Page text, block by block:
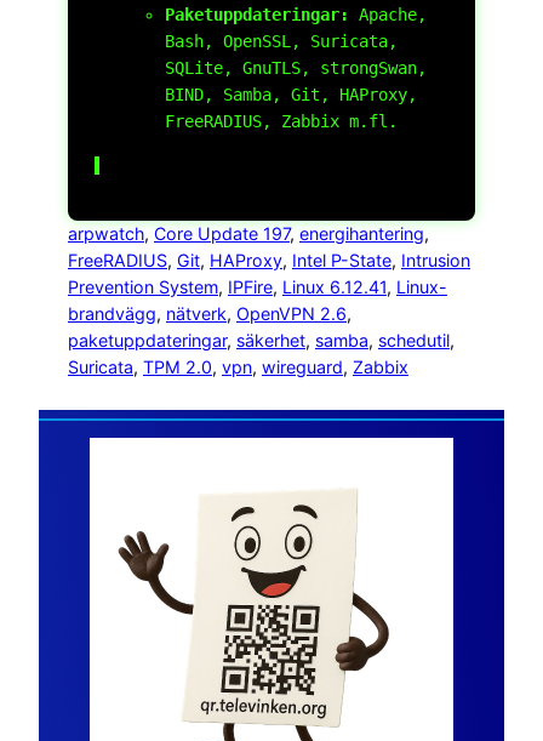
Paketuppdateringar:
Apache,
Bash, OpenSSL, Suricata,
SQLite, GnuTLS, strongSwan,
BIND, Samba, Git, HAProxy,
FreeRADIUS, Zabbix m.fl.
arpwatch, Core Update 197, energihantering
FreeRADIUS, Git, HAProxy, Intel P-State, Intrusion
Prevention System, IPFire, Linux 6.12.41, Linux-
brandvägg, nätverk, OpenVPN 2.6
paketuppdateringar, säkerhet, samba, schedutil
Suricata, TPM 2.0, vpn, wireguard, Zabbix